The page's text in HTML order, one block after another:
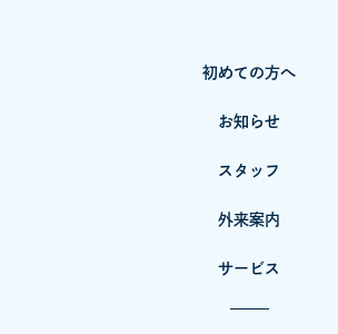
初めての方へ
お知らせ
スタッフ
外来案内
サービス